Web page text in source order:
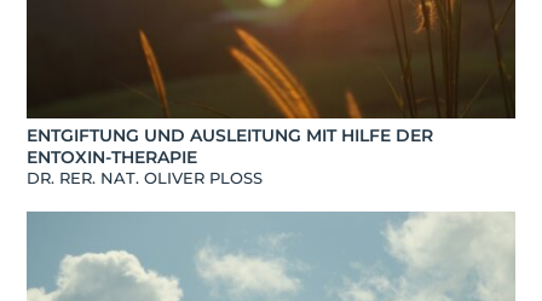
ENTGIFTUNG UND AUSLEITUNG MIT HILFE DER
ENTOXIN-THERAPIE
DR. RER. NAT. OLIVER PLOSS